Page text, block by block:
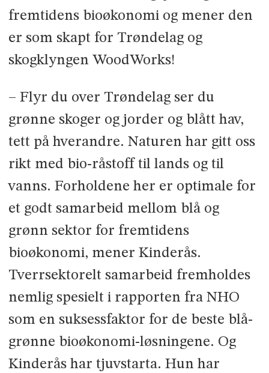
fremtidens bioøkonomi og mener den
er som skapt for Trøndelag og
skogklyngen WoodWorks!
– Flyr du over Trøndelag ser du
grønne skoger og jorder og blått hav,
tett på hverandre. Naturen har gitt oss
rikt med bio-råstoff til lands og til
vanns. Forholdene her er optimale for
et godt samarbeid mellom blå og
grønn sektor for fremtidens
bioøkonomi, mener Kinderås.
Tverrsektorelt samarbeid fremholdes
nemlig spesielt i rapporten fra NHO
som en suksessfaktor for de beste blå-
grønne bioøkonomi-løsningene. Og
Kinderås har tjuvstarta. Hun har